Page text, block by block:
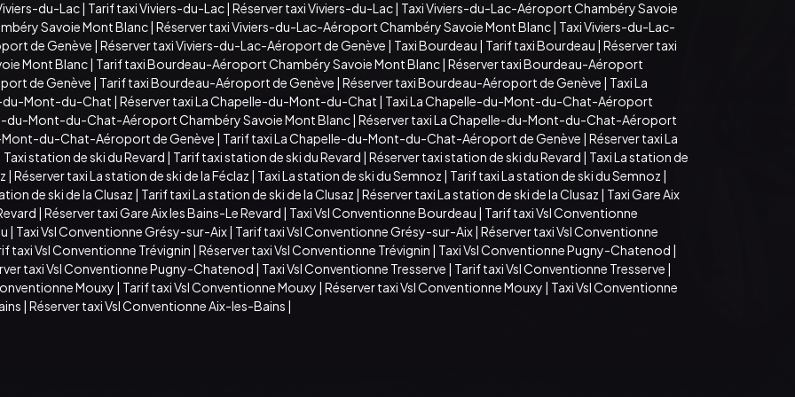
du-Lac| Tarif taxi Viviers-du-Lac| Réserver taxi Viviers-du-Lac| Taxi Viviers-du-Lac-Aéroport Chambéry Savoie
Savoie Mont Blanc| Réserver taxi Viviers-du-Lac-Aéroport Chambéry Savoie Mont Blanc| Taxi Viviers-du-Lac-
de Genève | Réserver taxi Viviers-du-Lac-Aéroport de Genève | Taxi Bourdeau | Tarif taxi Bourdeau | Réserver taxi
Mont Blanc| Tarif taxi Bourdeau-Aéroport Chambéry Savoie Mont Blanc| Réserver taxi Bourdeau-Aéroport
de Genève | Tarif taxi Bourdeau-Aéroport de Genève | Réserver taxi Bourdeau-Aéroport de Genève | Taxi La
du-Mont-du-Chat | Réserver taxi La Chapelle-du-Mont-du-Chat | Taxi La Chapelle-du-Mont-du-Chat-Aéroport
du-Mont-du-Chat-Aéroport Chambéry Savoie Mont Blanc| Réserver taxi La Chapelle-du-Mont-du-Chat-Aéroport
Mont-du-Chat-Aéroport de Genève | Tarif taxi La Chapelle-du-Mont-du-Chat-Aéroport de Genève | Réserver taxi La
Taxi station de ski du Revard | Tarif taxi station de ski du Revard | Réserver taxi station de ski du Revard | Taxi La station de
| Réserver taxi La station de ski de la Féclaz | Taxi La station de ski du Semnoz | Tarif taxi La station de ski du Semnoz |
de ski de la Clusaz | Tarif taxi La station de ski de la Clusaz | Réserver taxi La station de ski de la Clusaz | Taxi Gare Aix
| Réserver taxi Gare Aix les Bains-Le Revard | Taxi Vsl Conventionne Bourdeau | Tarif taxi Vsl Conventionne
| Taxi Vsl Conventionne Grésy-sur-Aix| Tarif taxi Vsl Conventionne Grésy-sur-Aix| Réserver taxi Vsl Conventionne
taxi Vsl Conventionne Trévignin | Réserver taxi Vsl Conventionne Trévignin | Taxi Vsl Conventionne Pugny-Chatenod |
taxi Vsl Conventionne Pugny-Chatenod | Taxi Vsl Conventionne Tresserve | Tarif taxi Vsl Conventionne Tresserve |
Mouxy | Tarif taxi Vsl Conventionne Mouxy | Réserver taxi Vsl Conventionne Mouxy | Taxi Vsl Conventionne
| Réserver taxi Vsl Conventionne Aix-les-Bains |